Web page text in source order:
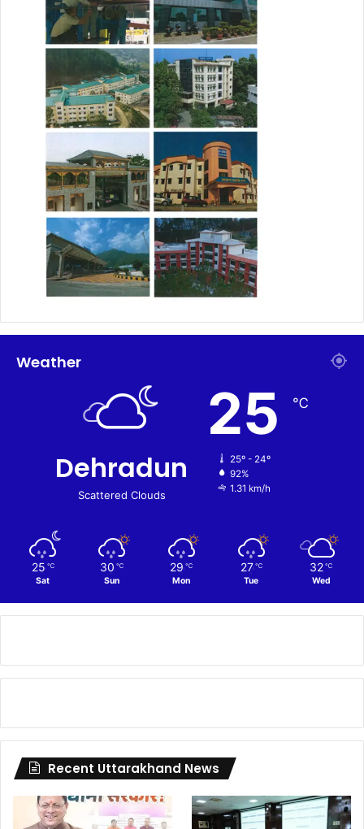
Weather
Dehradun
Scattered Clouds
25 ℃
25º - 24º
92%
1.31 km/h
25 ℃
Sat
30 ℃
Sun
29 ℃
Mon
27 ℃
Tue
32 ℃
Wed
Recent Uttarakhand News